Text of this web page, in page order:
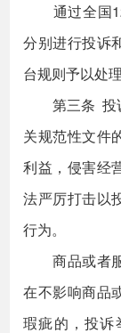
通过全国
分别进行投诉
台规则予以处理
第三条 投诉
关规范性文件
利益，侵害经
法严厉打击以
行为。
商品或者服
在不影响商品
瑕疵的，投诉